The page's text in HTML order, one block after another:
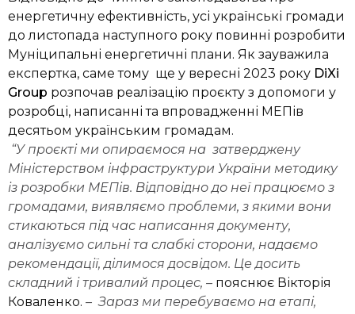
енергетичну ефективність, усі українські громади
до листопада наступного року повинні розробити
Муніципальні енергетичні плани. Як зауважила
експертка, саме тому ще у вересні 2023 року DiXi
Group розпочав реалізацію проєкту з допомоги у
розробці, написанні та впровадженні МЕПів
десятьом українським громадам.
“У проєкті ми опираємося на затверджену
Міністерством інфраструктури України методику
із розробки МЕПів. Відповідно до неї працюємо з
громадами, виявляємо проблеми, з якими вони
стикаються під час написання документу,
аналізуємо сильні та слабкі сторони, надаємо
рекомендації, ділимося досвідом. Це досить
складний і тривалий процес, – пояснює Вікторія
Коваленко. – Зараз ми перебуваємо на етапі,